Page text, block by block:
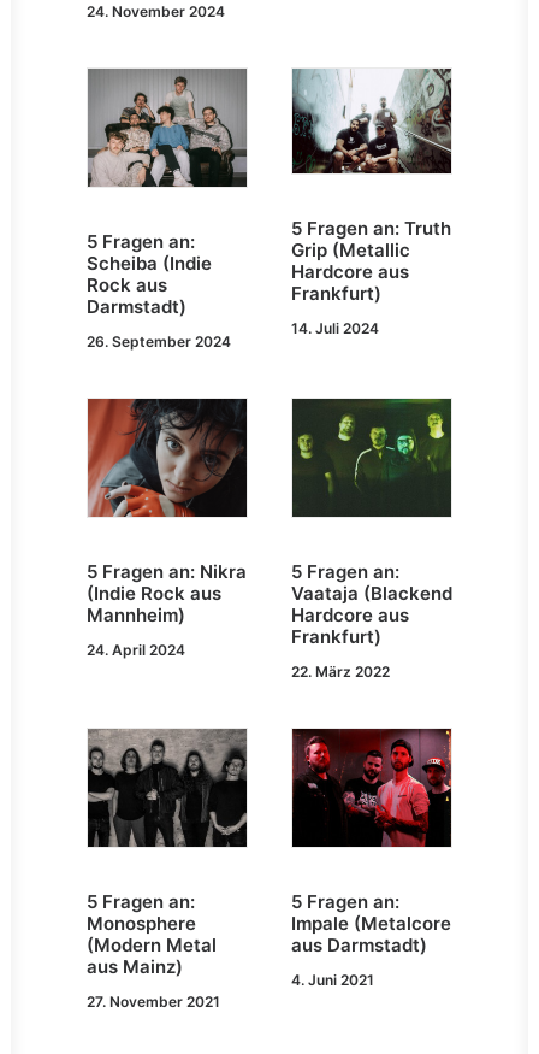
24. November 2024
5 Fragen an:
Scheiba (Indie
Rock aus
Darmstadt)
26. September 2024
5 Fragen an: Truth
Grip (Metallic
Hardcore aus
Frankfurt)
14. Juli 2024
5 Fragen an: Nikra
(Indie Rock aus
Mannheim)
24. April 2024
5 Fragen an:
Vaataja (Blackend
Hardcore aus
Frankfurt)
22. März 2022
5 Fragen an:
Monosphere
(Modern Metal
aus Mainz)
27. November 2021
5 Fragen an:
Impale (Metalcore
aus Darmstadt)
4. Juni 2021